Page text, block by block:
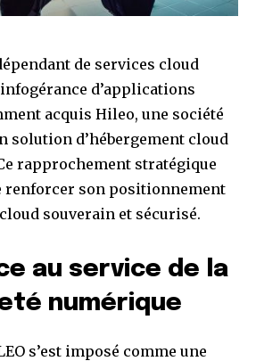
de services cloud
d’applications
acquis Hileo, une société
solution d’hébergement cloud
rapprochement stratégique
renforcer son positionnement
souverain et sécurisé.
au service de la
numérique
s’est imposé comme une